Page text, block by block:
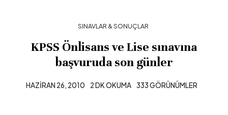
SINAVLAR & SONUÇLAR
KPSS Önlisans ve Lise sınavına
başvuruda son günler
HAZIRAN 26, 2010 2 DK OKUMA 333 GÖRÜNÜMLER